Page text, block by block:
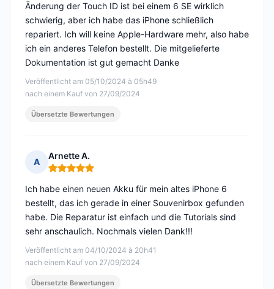
Veröffentlicht am 05/10/2024 à 05h49
nach einem Kauf von 27/09/2024
Änderung der Touch ID ist bei einem 6 SE wirklich
schwierig, aber ich habe das iPhone schließlich
repariert. Ich will keine Apple-Hardware mehr, also habe
ich ein anderes Telefon bestellt. Die mitgelieferte
Dokumentation ist gut gemacht Danke
Übersetzte Bewertungen
A
Arnette A.
Hinweis: 5 von 5
Veröffentlicht am 04/10/2024 à 20h41
nach einem Kauf von 27/09/2024
Ich habe einen neuen Akku für mein altes iPhone 6
bestellt, das ich gerade in einer Souvenirbox gefunden
habe. Die Reparatur ist einfach und die Tutorials sind
sehr anschaulich. Nochmals vielen Dank!!!
Übersetzte Bewertungen